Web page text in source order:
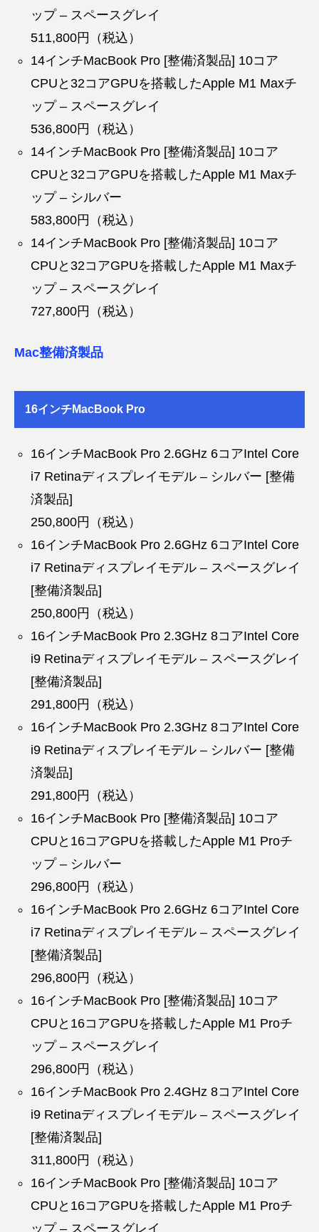
ップ – スペースグレイ
511,800円（税込）
14インチMacBook Pro [整備済製品] 10コア
CPUと32コアGPUを搭載したApple M1 Maxチ
ップ – スペースグレイ
536,800円（税込）
14インチMacBook Pro [整備済製品] 10コア
CPUと32コアGPUを搭載したApple M1 Maxチ
ップ – シルバー
583,800円（税込）
14インチMacBook Pro [整備済製品] 10コア
CPUと32コアGPUを搭載したApple M1 Maxチ
ップ – スペースグレイ
727,800円（税込）
Mac整備済製品
16インチMacBook Pro
16インチMacBook Pro 2.6GHz 6コアIntel Core
i7 Retinaディスプレイモデル – シルバー [整備
済製品]
250,800円（税込）
16インチMacBook Pro 2.6GHz 6コアIntel Core
i7 Retinaディスプレイモデル – スペースグレイ
[整備済製品]
250,800円（税込）
16インチMacBook Pro 2.3GHz 8コアIntel Core
i9 Retinaディスプレイモデル – スペースグレイ
[整備済製品]
291,800円（税込）
16インチMacBook Pro 2.3GHz 8コアIntel Core
i9 Retinaディスプレイモデル – シルバー [整備
済製品]
291,800円（税込）
16インチMacBook Pro [整備済製品] 10コア
CPUと16コアGPUを搭載したApple M1 Proチ
ップ – シルバー
296,800円（税込）
16インチMacBook Pro 2.6GHz 6コアIntel Core
i7 Retinaディスプレイモデル – スペースグレイ
[整備済製品]
296,800円（税込）
16インチMacBook Pro [整備済製品] 10コア
CPUと16コアGPUを搭載したApple M1 Proチ
ップ – スペースグレイ
296,800円（税込）
16インチMacBook Pro 2.4GHz 8コアIntel Core
i9 Retinaディスプレイモデル – スペースグレイ
[整備済製品]
311,800円（税込）
16インチMacBook Pro [整備済製品] 10コア
CPUと16コアGPUを搭載したApple M1 Proチ
ップ – スペースグレイ